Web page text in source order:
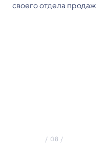
своего отдела продаж